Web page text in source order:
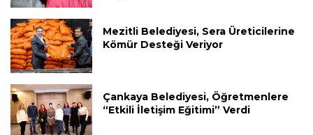
Mezitli Belediyesi, Sera Üreticilerine
Kömür Desteği Veriyor
Çankaya Belediyesi, Öğretmenlere
“Etkili İletişim Eğitimi” Verdi